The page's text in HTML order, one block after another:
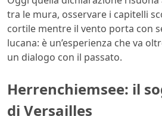
tra le mura, osservare i capitelli
cortile mentre il vento porta con
lucana: è un’esperienza che va
un dialogo con il passato.
Herrenchiemsee: il
di Versailles